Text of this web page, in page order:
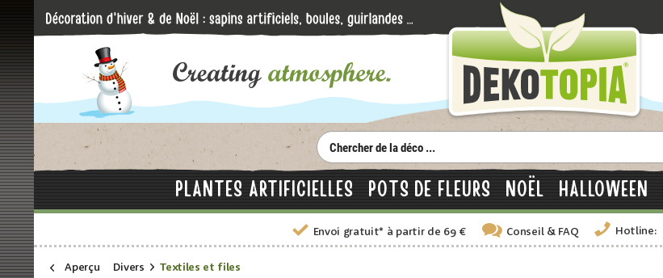
PLANTES ARTIFICIELLES POTS DE FLEURS NOËL HALLOWEEN
Envoi gratuit* à partir de 69 € Conseil& FAQ Hotline:
Aperçu Divers Textiles et files